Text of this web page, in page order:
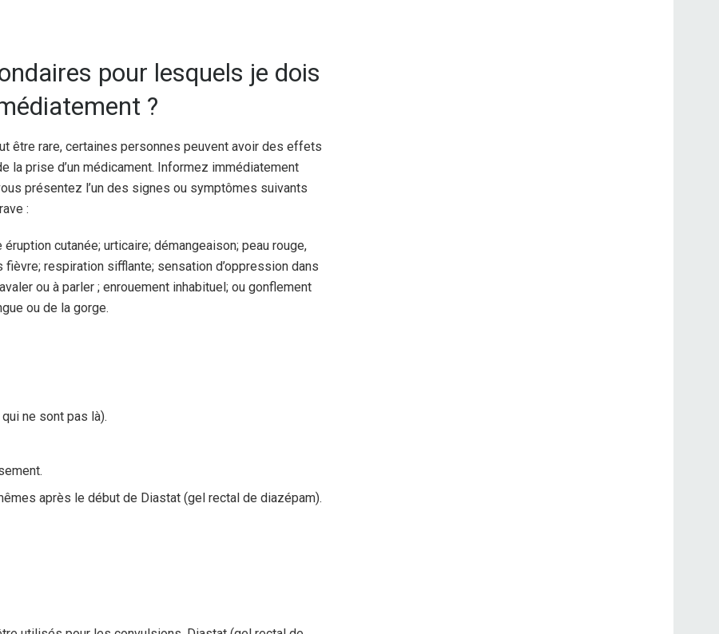
pour lesquels je dois
?
être rare, certaines personnes peuvent avoir des effets
prise d’un médicament. Informez immédiatement
présentez l’un des signes ou symptômes suivants
:
cutanée; urticaire; démangeaison; peau rouge,
respiration sifflante; sensation d’oppression dans
ou à parler ; enrouement inhabituel; ou gonflement
ou de la gorge.
ne sont pas là).
après le début de Diastat (gel rectal de diazépam).